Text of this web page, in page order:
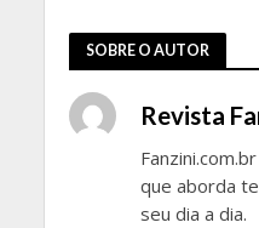
SOBRE O AUTOR
Revista
que aborda
seu dia a dia.